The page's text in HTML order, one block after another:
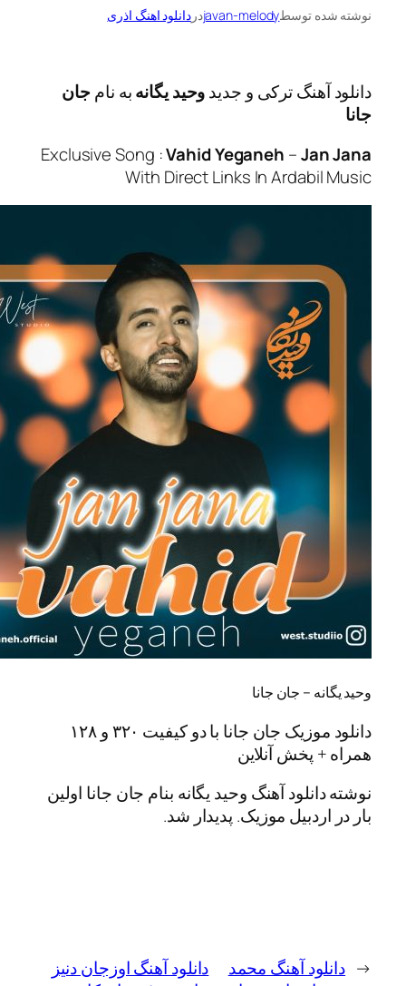
توسطjavan-melodyدردانلود اهنگ اذری
ترکی و جدیدوحید یگانهبه نامجان
Exclusive Song :Vahid Yeganeh–
With Direct Links In
– جان جانا
دانلود موزیک جان جانا با دو کیفیت ۳۲۰ و ۱۲۸
پخش آنلاین
آهنگ وحید یگانه بنام جان جانا اولین
موزیک. پدیدار شد.
آهنگ محمد
دانلود آهنگ اوزجان دنیز